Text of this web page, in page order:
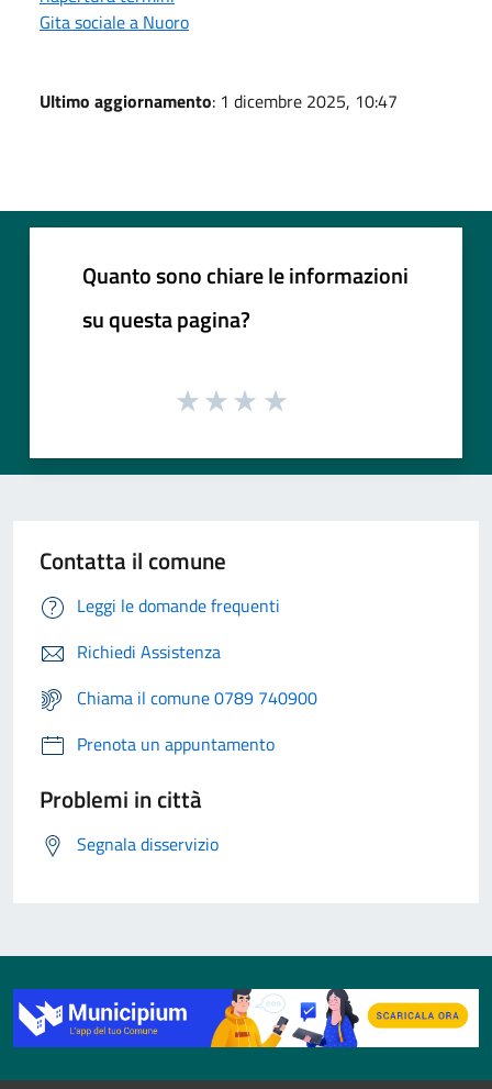
Gita sociale a Nuoro
Ultimo aggiornamento: 1 dicembre 2025, 10:47
Quanto sono chiare le informazioni
su questa pagina?
Contatta il comune
Leggi le domande frequenti
Richiedi Assistenza
Chiama il comune 0789 740900
Prenota un appuntamento
Problemi in città
Segnala disservizio